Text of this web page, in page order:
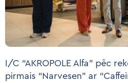
I/C “AKROPOLE Alfa” pēc
pirmais “Narvesen” ar